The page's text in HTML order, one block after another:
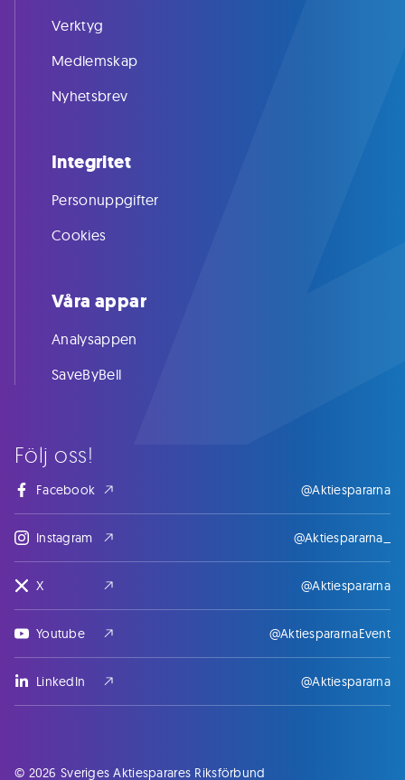
Följ oss!
Facebook @Aktiespararna
Instagram @Aktiespararna_
X @Aktiespararna
Youtube @AktiespararnaEvent
LinkedIn @Aktiespararna
Verktyg
Medlemskap
Nyhetsbrev
Integritet
Personuppgifter
Cookies
Våra appar
Analysappen
SaveByBell
© 2026 Sveriges Aktiesparares Riksförbund